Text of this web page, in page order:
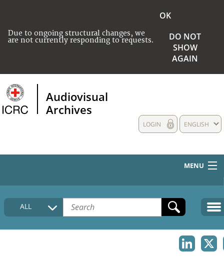
Due to ongoing structural changes, we
are not currently responding to requests.
OK
DO NOT
SHOW
AGAIN
Audiovisual
Archives
ENGLISH
LOGIN
MENU
HOME
COLLECTIONS DESCRIPTION
ALL